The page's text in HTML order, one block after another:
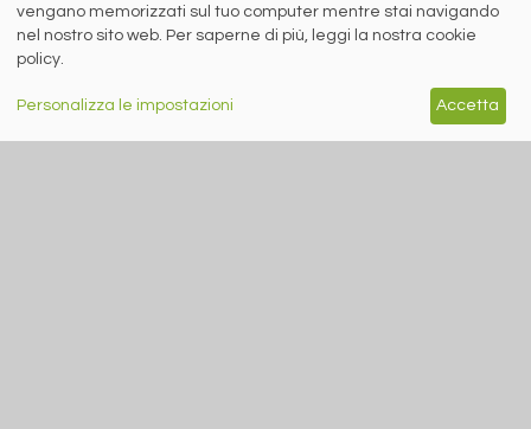
Sede sociale: Flero (Brescia) Via Don Milani 5
T. +39 030 254 00 06
E. info@siderweb.com
Tutti i diritti sono riservati
vengano memorizzati sul tuo computer mentre stai navigando
nel nostro sito web. Per saperne di più, leggi la nostra cookie
policy.
Personalizza le impostazioni Accetta